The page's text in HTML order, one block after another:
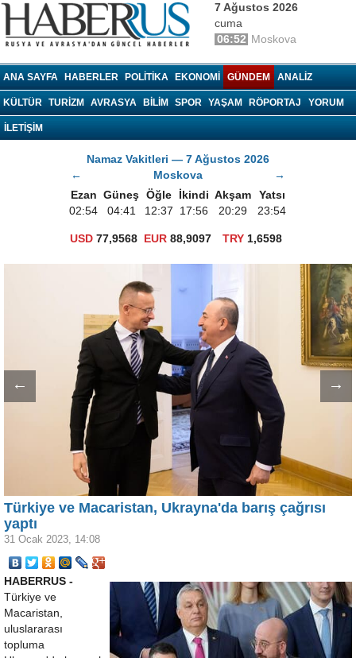
7 Ağustos 2026
cuma
06:52 Moskova
ANA SAYFA HABERLER POLITIKA EKONOMI GÜNDEM ANALIZ
KÜLTÜR TURIZM AVRASYA BILIM SPOR YAŞAM RÖPORTAJ YORUM
İLETİŞİM
Namaz Vakitleri — 7 Ağustos 2026
←
Moskova
→
Ezan Güneş Öğle İkindi Akşam
Yatsı
02:54
04:41 12:37 17:56 20:29 23:54
USD 77,9568 EUR 88,9097 TRY1,6598
← →
Türkiye ve Macaristan, Ukrayna'da barış çağrısı
yaptı
31 Ocak 2023, 14:08
HABERRUS -
Türkiye ve
Macaristan,
uluslararası
topluma